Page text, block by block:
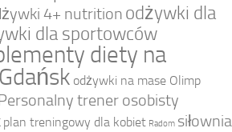
4+ nutrition odżywki dla
dla sportowców
diety na
odżywki na mase Olimp
trener osobisty
plan treningowy dla kobiet Radom siłownia